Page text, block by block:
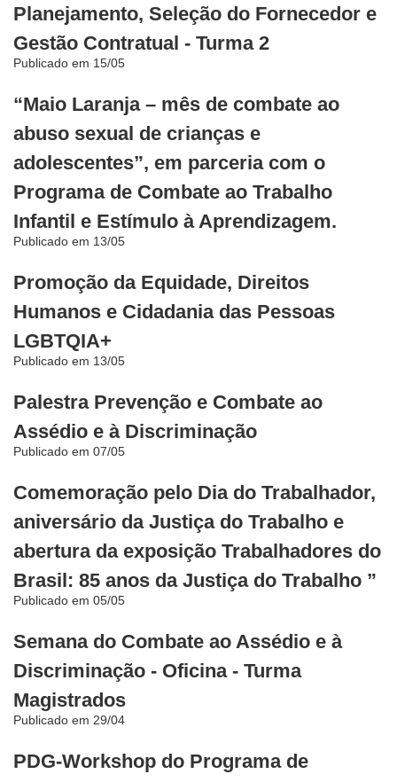
Planejamento, Seleção do Fornecedor e
Gestão Contratual - Turma 2
Publicado em 15/05
“Maio Laranja – mês de combate ao
abuso sexual de crianças e
adolescentes”, em parceria com o
Programa de Combate ao Trabalho
Infantil e Estímulo à Aprendizagem.
Publicado em 13/05
Promoção da Equidade, Direitos
Humanos e Cidadania das Pessoas
LGBTQIA+
Publicado em 13/05
Palestra Prevenção e Combate ao
Assédio e à Discriminação
Publicado em 07/05
Comemoração pelo Dia do Trabalhador,
aniversário da Justiça do Trabalho e
abertura da exposição Trabalhadores do
Brasil: 85 anos da Justiça do Trabalho ”
Publicado em 05/05
Semana do Combate ao Assédio e à
Discriminação - Oficina - Turma
Magistrados
Publicado em 29/04
PDG-Workshop do Programa de